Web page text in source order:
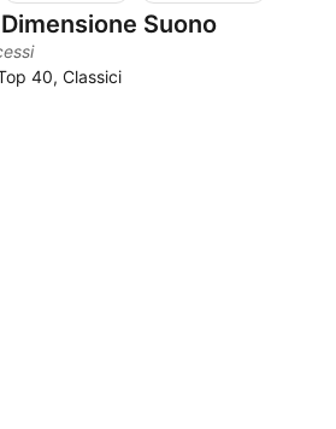
Suono
40, Classici